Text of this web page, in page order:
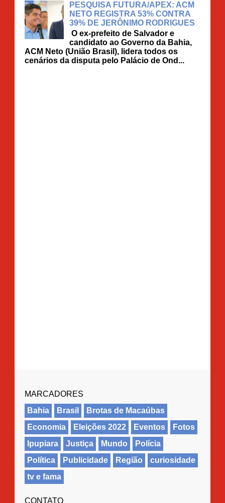
PESQUISA FUTURA/APEX: ACM
NETO REGISTRA 53% CONTRA
39% DE JERÔNIMO RODRIGUES
O ex-prefeito de Salvador e
candidato ao Governo da Bahia,
ACM Neto (União Brasil), lidera todos os
cenários da disputa pelo Palácio de Ond...
MARCADORES
Bahia
Brasil
Brotas de Macaúbas
Economia
Eleições 2022 Eventos
Fotos
Ipupiara
Justiça Mundo
Polícia
Política
Publicidade Região
curiosidade
tv e fama
CONTATO